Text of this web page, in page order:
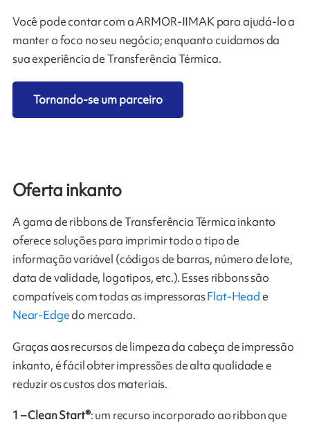
Você pode contar com a ARMOR-IIMAK para ajudá-lo a
manter o foco no seu negócio; enquanto cuidamos da
sua experiência de Transferência Térmica.
Tornando-se um parceiro
Oferta inkanto
A gama de ribbons de Transferência Térmica inkanto
oferece soluções para imprimir todo o tipo de
informação variável (códigos de barras, número de lote,
data de validade, logotipos, etc.). Esses ribbons são
compatíveis com todas as impressorasFlat-Heade
Near-Edgedo mercado.
Graças aos recursos de limpeza da cabeça de impressão
inkanto, é fácil obter impressões de alta qualidade e
reduzir os custos dos materiais.
1 – Clean Start®: um recurso incorporado ao ribbon que